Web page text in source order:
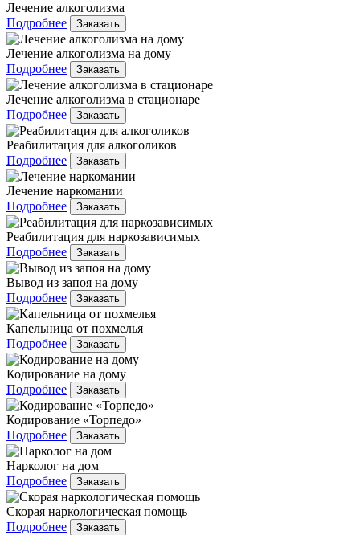
Лечение алкоголизма
Подробнее
Заказать
Лечение алкоголизма на дому
Подробнее
Заказать
Лечение алкоголизма в стационаре
Подробнее
Заказать
Реабилитация для алкоголиков
Подробнее
Заказать
Лечение наркомании
Подробнее
Заказать
Реабилитация для наркозависимых
Подробнее
Заказать
Вывод из запоя на дому
Подробнее
Заказать
Капельница от похмелья
Подробнее
Заказать
Кодирование на дому
Подробнее
Заказать
Кодирование «Торпедо»
Подробнее
Заказать
Нарколог на дом
Подробнее
Заказать
Скорая наркологическая помощь
Подробнее
Заказать